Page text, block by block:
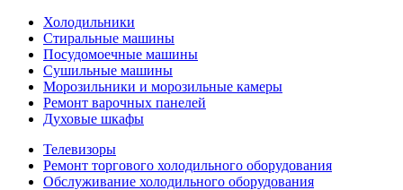
Холодильники
Стиральные машины
Посудомоечные машины
Сушильные машины
Морозильники и морозильные камеры
Ремонт варочных панелей
Духовые шкафы
Телевизоры
Ремонт торгового холодильного оборудования
Обслуживание холодильного оборудования